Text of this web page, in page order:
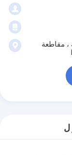
الغرفة 1701-1708 ، المبنى 2 ، مركز Jinggui ، مقاطعة
ل